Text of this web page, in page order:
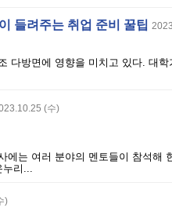
들려주는 취업 준비 꿀팁
다방면에 영향을 미치고 있다. 대학
(수)
는 여러 분야의 멘토들이 참석해
누리...
)